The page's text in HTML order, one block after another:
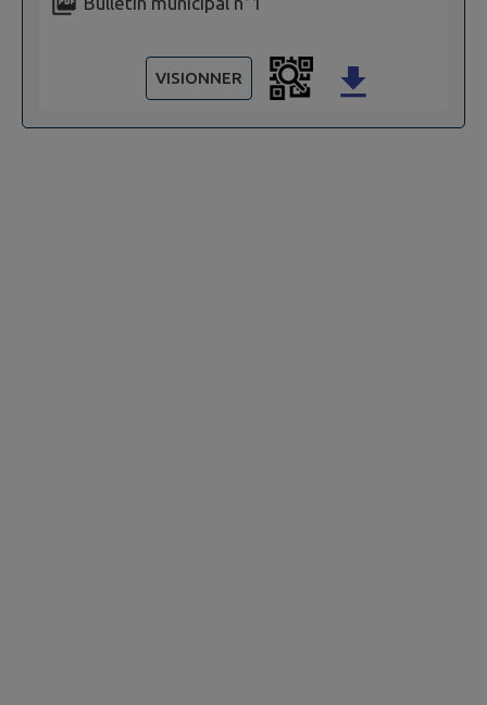
VISIONNER